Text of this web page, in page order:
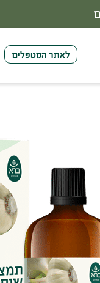
לאתר המטפלים